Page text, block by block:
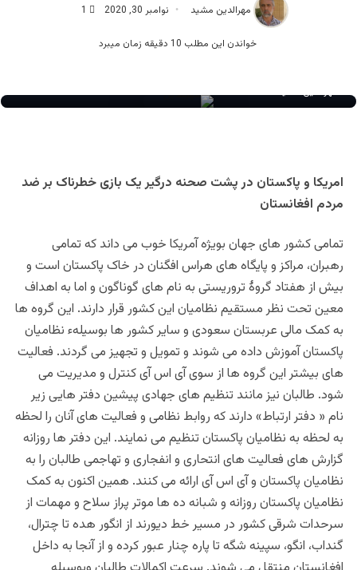
مهرالدین مشید نوامبر 30, 2020 1
خواندن این مطلب 10 دقیقه زمان میبرد
مهرالدین مشید
امریکا و پاکستان در پشت صحنه درگیر یک بازی خطرناک بر ضد
مردم افغانستان
تمامی کشور های جهان بویژه آمریکا خوب می داند که تمامی
رهبران، مراکز و پایگاه های هراس افگنان در خاک پاکستان است و
بیش از هفتاد گروۀ تروریستی به نام های گوناگون و اما به اهداف
معین تحت نظر مستقیم نظامیان این کشور قرار دارند. این گروه ها
به کمک مالی عربستان سعودی و سایر کشور ها بوسیلهء نظامیان
پاکستان آموزش داده می شوند و تمویل و تجهیز می گردند. فعالیت
های بیشتر این گروه ها از سوی آی اس آی کنترل و مدیریت می
شود. طالبان نیز مانند تنظیم های جهادی پیشین دفتر هایی زیر
نام « دفتر ارتباط» دارند که روابط نظامی و فعالیت های آنان را لحظه
به لحظه به نظامیان پاکستان تنظیم می نمایند. این دفتر ها روزانه
گزارش های فعالیت های انتحاری و انفجاری و تهاجمی طالبان را به
نظامیان پاکستان و آی اس آی ارائه می کنند. همین اکنون به کمک
نظامیان پاکستان روزانه و شبانه ده ها موتر پراز سلاح و مهمات از
سرحدات شرقی کشور در مسیر خط دیورند از انگور هده تا چترال،
گنداب، انگو، سپینه شگه تا پاره چنار عبور کرده و از آنجا به داخل